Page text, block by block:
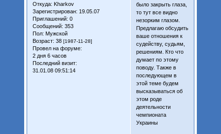
Откуда: Kharkov
Зарегистрирован: 19.05.07
Приглашений: 0
Сообщений: 353
Пол: Мужской
Возраст: 38 [1987-11-28]
Провел на форуме:
2 дня 6 часов
Последний визит:
31.01.08 09:51:14
было закрыть глаза,
то тут все видно
незорким глазом.
Предлагаю обсудить
ваше отношения к
судейству, судьям,
решениям. Кто что
думает по этому
поводу. Также в
последующем в
этой теме будем
высказываться об
этом роде
деятельности
чемпионата
Украины